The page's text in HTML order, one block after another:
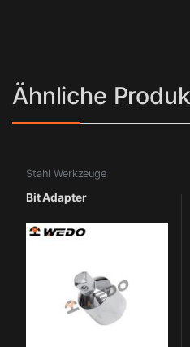
Ähnliche
Stahl Werkzeuge
Bit Adapter